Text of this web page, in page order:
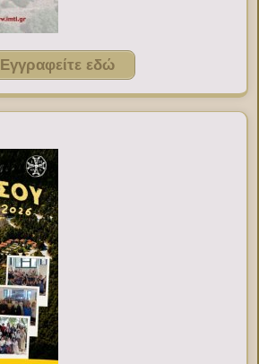
Εγγραφείτε εδώ